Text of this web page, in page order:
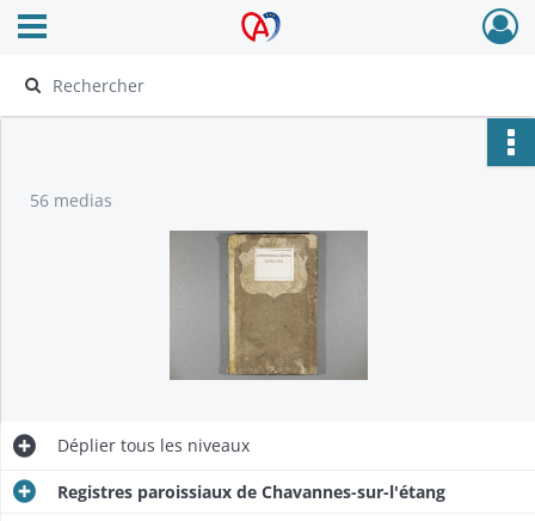
Archives Alsace - Colmar
Ouvrir le menu déroulant
56 medias
Déplier tous les niveaux
Registres paroissiaux de Chavannes-sur-l'étang